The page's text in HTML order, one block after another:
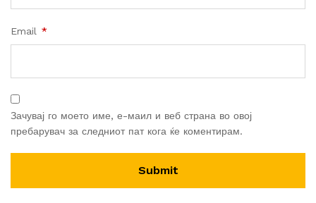
Email *
Зачувај го моето име, е-маил и веб страна во овој
пребарувач за следниот пат кога ќе коментирам.